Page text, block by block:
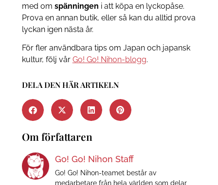
med om spänningen i att köpa en lyckopåse.
Prova en annan butik, eller så kan du alltid prova
lyckan igen nästa år.
För fler användbara tips om Japan och japansk
kultur, följ vår Go! Go! Nihon-blogg.
DELA DEN HÄR ARTIKELN
Om författaren
Go! Go! Nihon Staff
Go! Go! Nihon-teamet består av
medarbetare från hela världen som delar